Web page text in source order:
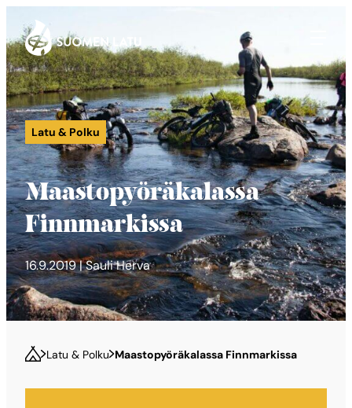
Siirry
suoraan
sisältöön
Suomen Latu
Latu & Polku
Maastopyöräkalassa
Finnmarkissa
16.9.2019 | Sauli Herva
Latu & Polku Maastopyöräkalassa Finnmarkissa